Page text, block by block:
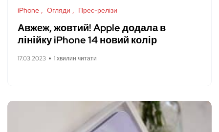
iPhone Огляди Прес-релізи
Авжеж, жовтий! Apple додала в
лінійку iPhone 14 новий колір
17.03.2023 1 хвилин читати